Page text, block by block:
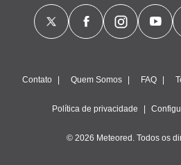
Contato Quem Somos FAQ
Política de privacidade
© 2026 Meteored. Todos os